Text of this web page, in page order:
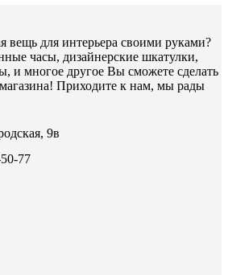
вещь для интерьера своими руками?
часы, дизайнерские шкатулки,
и многое другое Вы сможете сделать
Приходите к нам, мы рады
9в
77